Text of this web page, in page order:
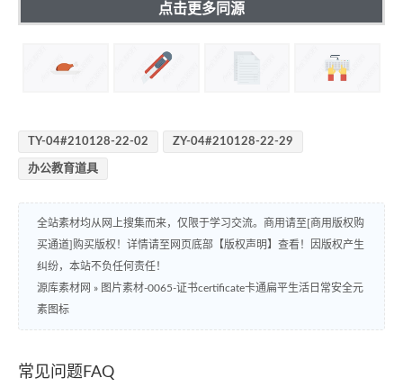
点击更多同源
TY-04#210128-22-02 ZY-04#210128-22-29
办公教育道具
全站素材均从网上搜集而来，仅限于学习交流。商用请至[商用版权购
买通道]购买版权！详情请至网页底部【版权声明】查看！因版权产生
纠纷，本站不负任何责任！
源库素材网 » 图片素材-0065-证书certificate卡通扁平生活日常安全元
素图标
常见问题FAQ